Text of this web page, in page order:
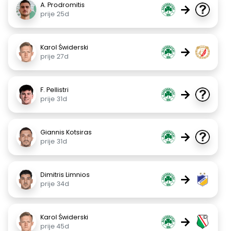
A. Prodromitis
prije 25d
→
Karol Świderski
prije 27d
→
F. Pellistri
prije 31d
→
Giannis Kotsiras
prije 31d
→
Dimitris Limnios
prije 34d
→
Karol Świderski
prije 45d
→